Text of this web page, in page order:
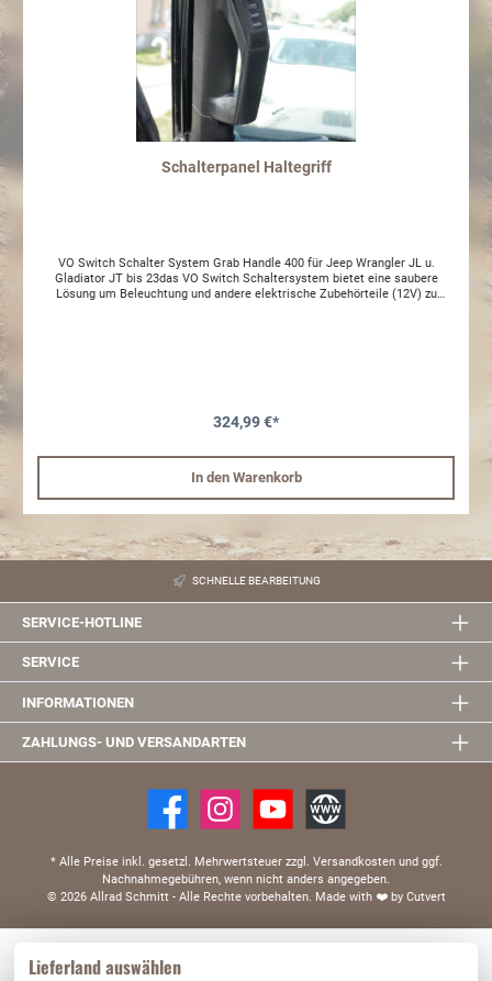
Schalterpanel Haltegriff
VO Switch Schalter System Grab Handle 400 für Jeep Wrangler JL u.
Gladiator JT bis 23das VO Switch Schaltersystem bietet eine saubere
Lösung um Beleuchtung und andere elektrische Zubehörteile (12V) zu
324,99 €*
In den Warenkorb
SCHNELLE BEARBEITUNG
SERVICE-HOTLINE
SERVICE
INFORMATIONEN
ZAHLUNGS- UND VERSANDARTEN
* Alle Preise inkl. gesetzl. Mehrwertsteuer zzgl. Versandkosten und ggf.
Nachnahmegebühren, wenn nicht anders angegeben.
© 2026 Allrad Schmitt - Alle Rechte vorbehalten. Made with ❤️by Cutvert
Lieferland auswählen